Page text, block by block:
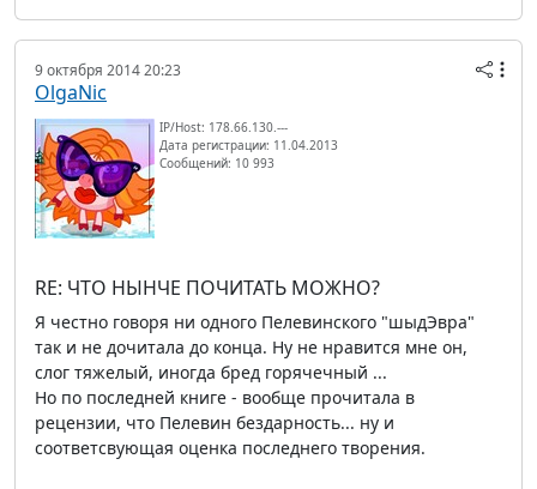
9 октября 2014 20:23
OlgaNic
IP/Host: 178.66.130.---
Дата регистрации: 11.04.2013
Сообщений: 10 993
RE: ЧТО НЫНЧЕ ПОЧИТАТЬ МОЖНО?
Я честно говоря ни одного Пелевинского "шыдЭвра"
так и не дочитала до конца. Ну не нравится мне он,
слог тяжелый, иногда бред горячечный ...
Но по последней книге - вообще прочитала в
рецензии, что Пелевин бездарность... ну и
соответсвующая оценка последнего творения.